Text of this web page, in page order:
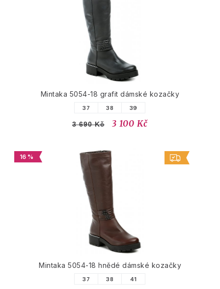
Mintaka 5054-18 grafit dámské kozačky
37 38 39
3 690 Kč 3 100 Kč
16 %
Mintaka 5054-18 hnědé dámské kozačky
37 38 41